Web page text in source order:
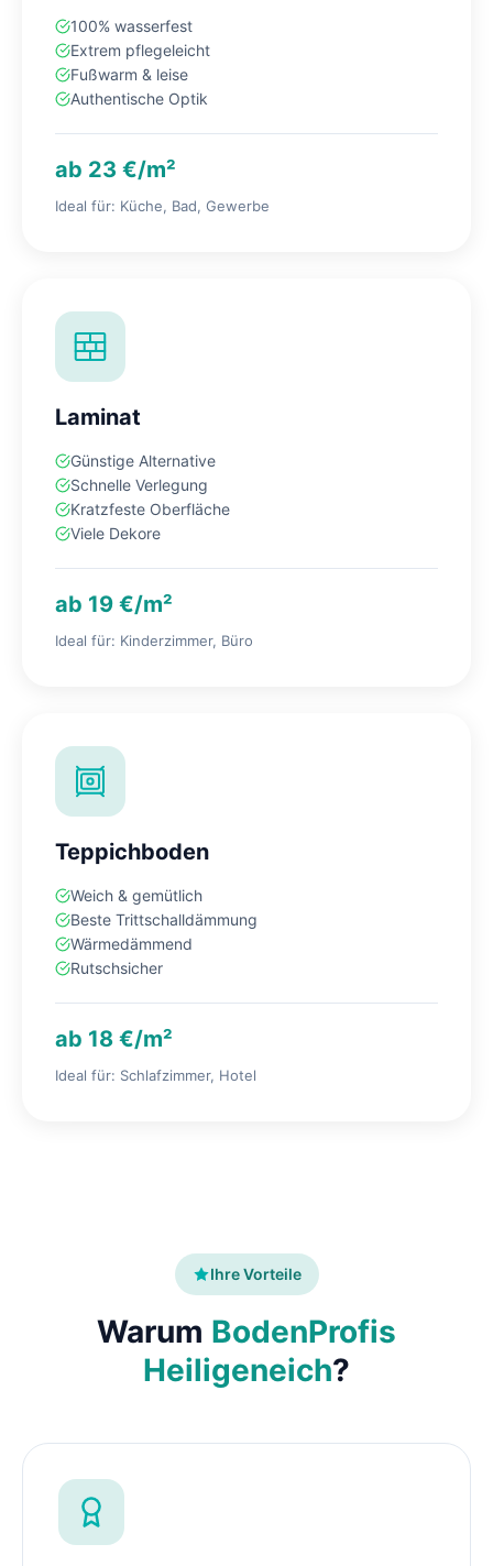
100% wasserfest
Extrem pflegeleicht
Fußwarm & leise
Authentische Optik
ab 23 €/m²
Ideal für: Küche, Bad, Gewerbe
Laminat
Günstige Alternative
Schnelle Verlegung
Kratzfeste Oberfläche
Viele Dekore
ab 19 €/m²
Ideal für: Kinderzimmer, Büro
Teppichboden
Weich & gemütlich
Beste Trittschalldämmung
Wärmedämmend
Rutschsicher
ab 18 €/m²
Ideal für: Schlafzimmer, Hotel
Ihre Vorteile
Warum BodenProfis
Heiligeneich?